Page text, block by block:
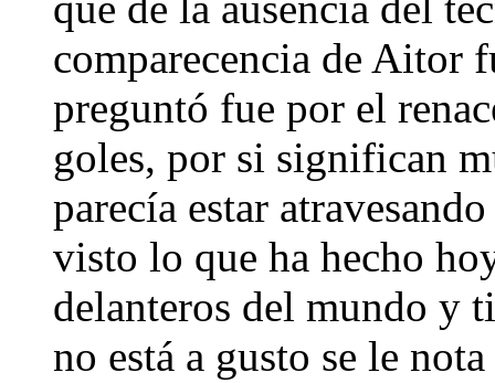
comparecencia de Aitor
preguntó fue por el
goles, por si significan
parecía estar
visto lo que ha hecho
delanteros del mundo y
no está a gusto se le